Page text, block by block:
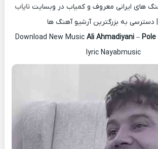
های ایرانی معروف و کمیاب در وبسایت نایاب
| دسترسی به بزرگترین آرشیو آهنگ ها
Download New Music Ali Ahmadiyani– Pole
lyric Nayabmusic